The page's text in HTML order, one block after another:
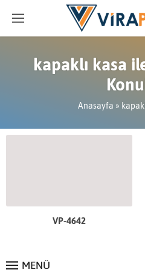
kapaklı kasa
Anasayfa »
VP-4642
MENÜ